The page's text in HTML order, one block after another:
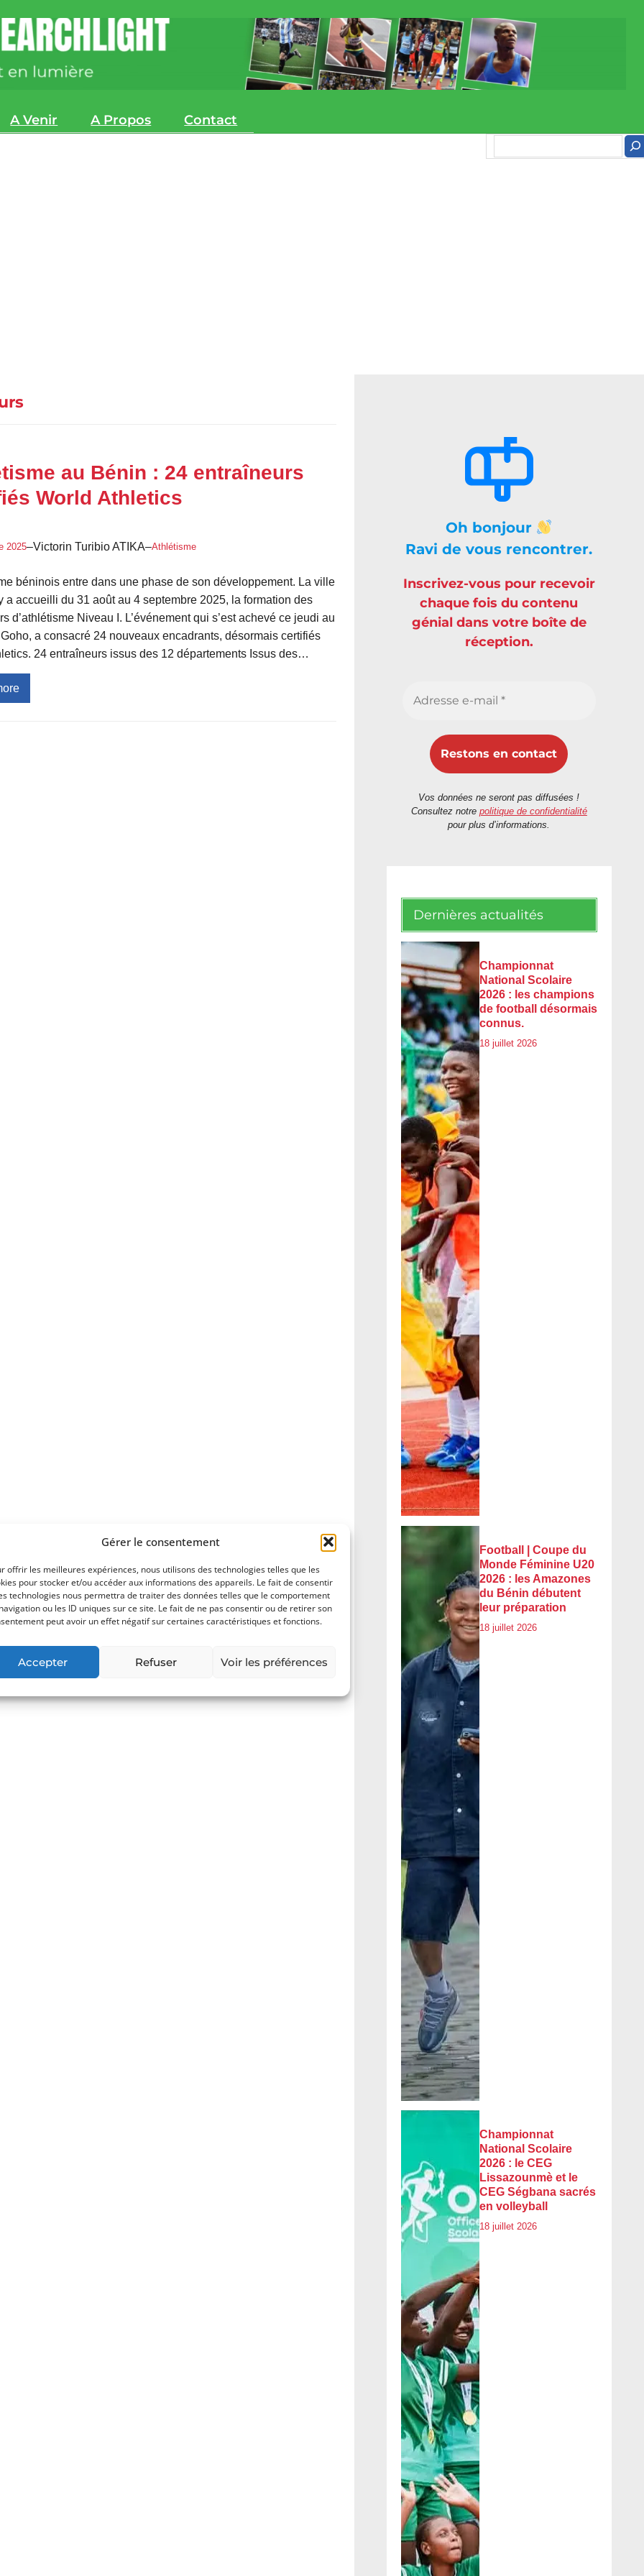
Gérer le consentement
offrir les meilleures expériences, nous utilisons des technologies telles que les
pour stocker et/ou accéder aux informations des appareils. Le fait de consentir
technologies nous permettra de traiter des données telles que le comportement
ou les ID uniques sur ce site. Le fait de ne pas consentir ou de retirer son
peut avoir un effet négatif sur certaines caractéristiques et fonctions.
Accepter Refuser Voir les préférences
A Venir A Propos Contact
au Bénin : 24 entraîneurs
World Athletics
2025–Victorin Turibio ATIKA–Athlétisme
béninois entre dans une phase de son développement. La ville
a accueilli du 31 août au 4 septembre 2025, la formation des
d’athlétisme Niveau I. L’événement qui s’est achevé ce jeudi au
a consacré 24 nouveaux encadrants, désormais certifiés
24 entraîneurs issus des 12 départements Issus des…
Oh bonjour
Ravi de vous rencontrer.
Inscrivez-vous pour recevoir
chaque fois du contenu
génial dans votre boîte de
réception.
Vos données ne seront pas diffusées !
Consultez notre politique de confidentialité
pour plus d’informations.
Dernières actualités
Championnat
National Scolaire
2026 : les champions
de football désormais
connus.
18 juillet 2026
Football | Coupe du
Monde Féminine U20
2026 : les Amazones
du Bénin débutent
leur préparation
18 juillet 2026
Championnat
National Scolaire
2026 : le CEG
Lissazounmè et le
CEG Ségbana sacrés
en volleyball
18 juillet 2026